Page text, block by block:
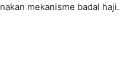
mekanisme badal haji.